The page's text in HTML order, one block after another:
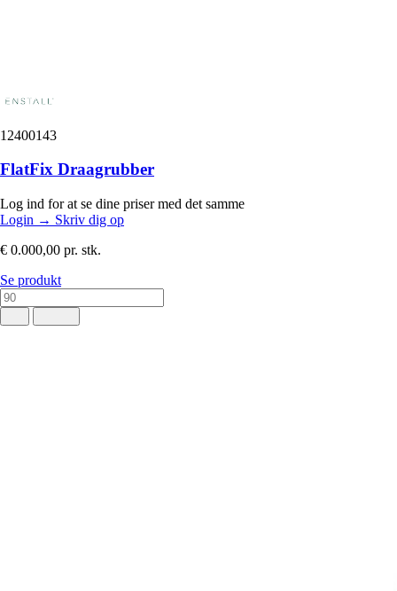
12400143
FlatFix Draagrubber
Log ind for at se dine priser med det samme
Login → Skriv dig op
€ 0.000,00 pr. stk.
Se produkt